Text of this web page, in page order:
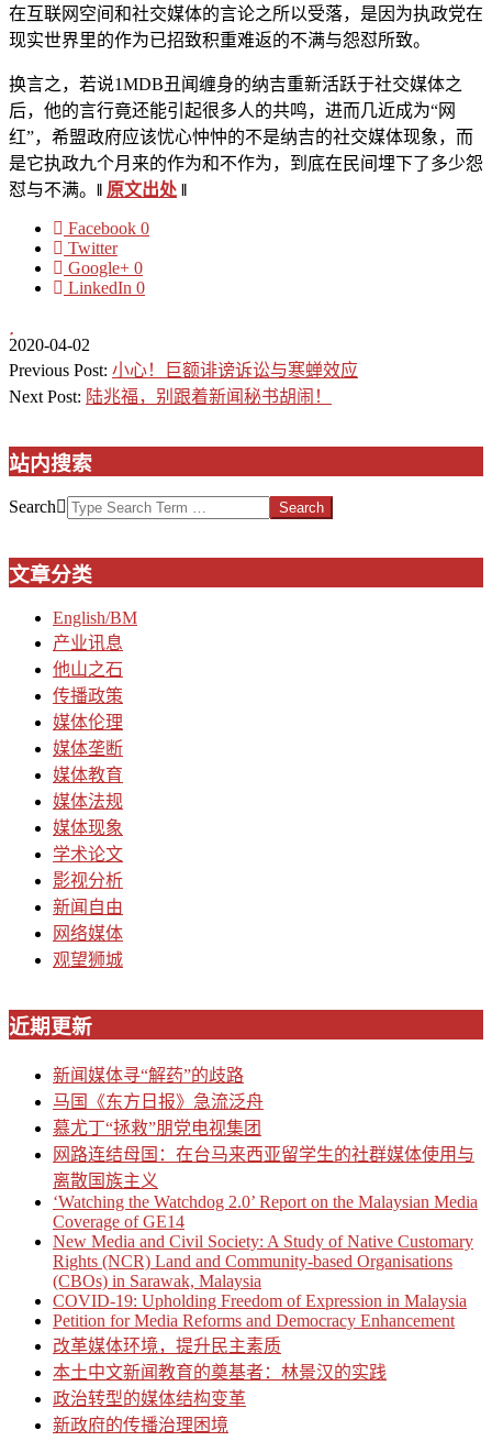
在互联网空间和社交媒体的言论之所以受落，是因为执政党在
现实世界里的作为已招致积重难返的不满与怨怼所致。
换言之，若说1MDB丑闻缠身的纳吉重新活跃于社交媒体之
后，他的言行竟还能引起很多人的共鸣，进而几近成为“网
红”，希盟政府应该忧心忡忡的不是纳吉的社交媒体现象，而
是它执政九个月来的作为和不作为，到底在民间埋下了多少怨
怼与不满。 ‖ 原文出处 ‖
Facebook 0
Twitter
Google+ 0
LinkedIn 0
2020-04-02
Previous Post: 小心！巨额诽谤诉讼与寒蝉效应
Next Post: 陆兆福，别跟着新闻秘书胡闹！
站内搜索
Search
文章分类
English/BM
产业讯息
他山之石
传播政策
媒体伦理
媒体垄断
媒体教育
媒体法规
媒体现象
学术论文
影视分析
新闻自由
网络媒体
观望狮城
近期更新
新闻媒体寻“解药”的歧路
马国《东方日报》急流泛舟
慕尤丁“拯救”朋党电视集团
网路连结母国：在台马来西亚留学生的社群媒体使用与
离散国族主义
‘Watching the Watchdog 2.0’ Report on the Malaysian Media
Coverage of GE14
New Media and Civil Society: A Study of Native Customary
Rights (NCR) Land and Community-based Organisations
(CBOs) in Sarawak, Malaysia
COVID-19: Upholding Freedom of Expression in Malaysia
Petition for Media Reforms and Democracy Enhancement
改革媒体环境，提升民主素质
本土中文新闻教育的奠基者：林景汉的实践
政治转型的媒体结构变革
新政府的传播治理困境